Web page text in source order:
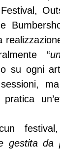
“
su ogni
gestita